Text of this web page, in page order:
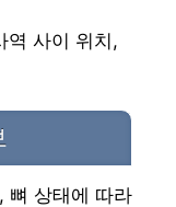
역 사이 위치,
뼈 상태에 따라